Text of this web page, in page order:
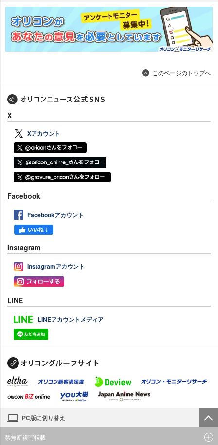
このページのトップへ
X
Xアカウント
Facebook
Facebookアカウント
Instagram
Instagramアカウント
LINE
LINEアカウントメディア
PC版に切り替え
禁無断複写転載